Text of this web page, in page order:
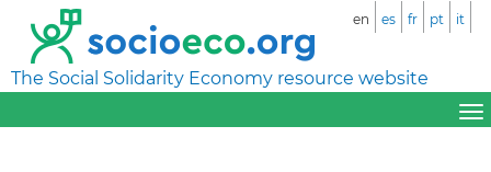
The Social Solidarity Economy resource website
en es fr pt it